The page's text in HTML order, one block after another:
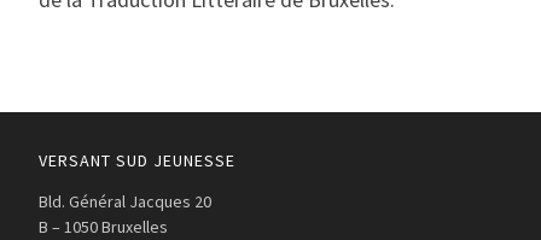
VERSANT SUD JEUNESSE
Bld. Général Jacques 20
B – 1050 Bruxelles